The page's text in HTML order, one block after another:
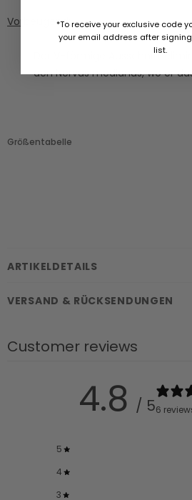
Vorbeugend:
Der V-förmige Ausschnitt
den Nervus medianus, wo er
Größentabelle
ARTIKELDETAILS
VERSAND & RÜCKSENDUNGEN
Customer reviews
4.8 / 56
5
4
3
*To receive your exclusive code
your email address after
list.